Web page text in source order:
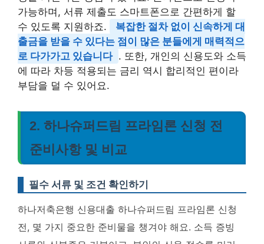
가능하며, 서류 제출도 스마트폰으로 간편하게 할
수 있도록 지원하죠.
복잡한 절차 없이 신속하게 대
출금을 받을 수 있다는 점이 많은 분들에게 매력적으
로 다가가고 있습니다 . 또한, 개인의 신용도와 소득
에 따라 차등 적용되는 금리 역시 합리적인 편이라
부담을 덜 수 있어요.
2. 하나슈퍼드림 프라임론 신청 전
준비사항 및 비교
필수 서류 및 조건 확인하기
하나저축은행 신용대출 하나슈퍼드림 프라임론 신청
전, 몇 가지 중요한 준비물을 챙겨야 해요. 소득 증빙